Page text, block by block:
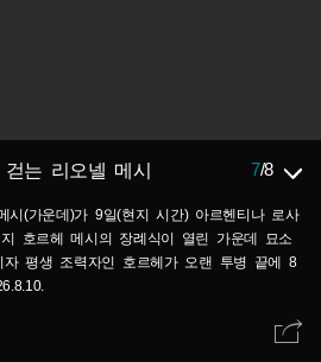
는 리오넬 메시 7/8
시(가운데)가 9일(현지 시간) 아르헨티나 로사
호르헤 메시의 장례식이 열린 가운데 묘소
자 평생 조력자인 호르헤가 오랜 투병 끝에 8